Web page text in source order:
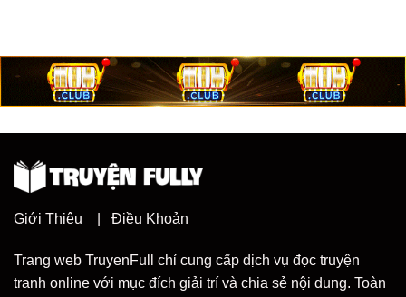
Giới Thiệu Điều Khoản
Trang web TruyenFull chỉ cung cấp dịch vụ đọc truyện
tranh online với mục đích giải trí và chia sẻ nội dung. Toàn